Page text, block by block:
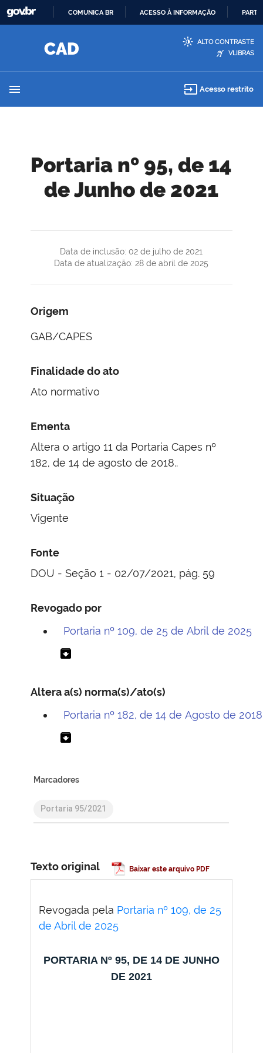
CONTEÚDO
COMUNICA BR ACESSO À INFORMAÇÃO
ALTO CONTRASTE
VLIBRAS
menu input Acesso restrito
Portaria nº 95, de 14
de Junho de 2021
Data de inclusão: 02 de julho de 2021
Data de atualização: 28 de abril de 2025
Origem
GAB/CAPES
Finalidade do ato
Ato normativo
Ementa
Altera o artigo 11 da Portaria Capes nº
182, de 14 de agosto de 2018..
Situação
Vigente
Fonte
DOU - Seção 1 - 02/07/2021, pág. 59
Revogado por
Portaria nº 109, de 25 de Abril de 2025
archive
Altera a(s) norma(s)/ato(s)
Portaria nº 182, de 14 de Agosto de 2018
archive
Marcadores
Portaria 95/2021
Texto original Baixar este arquivo PDF
Revogada pela Portaria nº 109, de 25
de Abril de 2025
PORTARIA Nº 95, DE 14 DE JUNHO
DE 2021